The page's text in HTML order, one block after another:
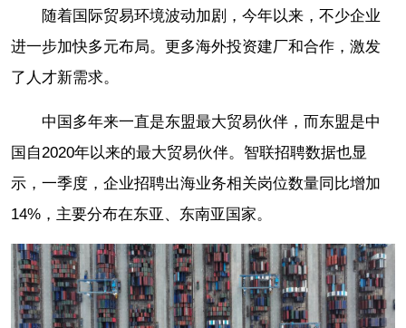
随着国际贸易环境波动加剧，今年以来，不少企业
进一步加快多元布局。更多海外投资建厂和合作，激发
了人才新需求。
中国多年来一直是东盟最大贸易伙伴，而东盟是中
国自2020年以来的最大贸易伙伴。智联招聘数据也显
示，一季度，企业招聘出海业务相关岗位数量同比增加
14%，主要分布在东亚、东南亚国家。